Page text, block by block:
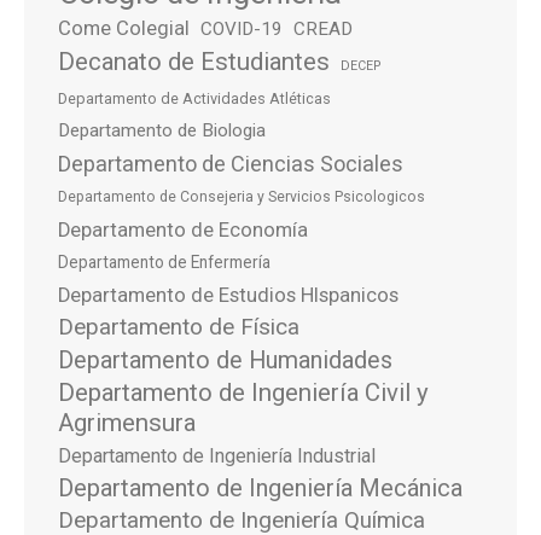
Come Colegial COVID-19 CREAD
Decanato de Estudiantes DECEP
Departamento de Actividades Atléticas
Departamento de Biologia
Departamento de Ciencias Sociales
Departamento de Consejeria y Servicios Psicologicos
Departamento de Economía
Departamento de Enfermería
Departamento de Estudios HIspanicos
Departamento de Física
Departamento de Humanidades
Departamento de Ingeniería Civil y
Agrimensura
Departamento de Ingeniería Industrial
Departamento de Ingeniería Mecánica
Departamento de Ingeniería Química